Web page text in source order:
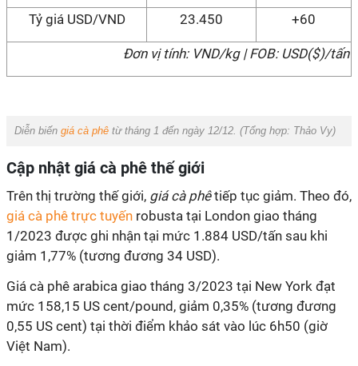
Tỷ giá USD/VND 23.450 +60
Đơn vị tính: VND/kg | FOB: USD($)/tấn
Diễn biến giá cà phê từ tháng 1 đến ngày 12/12. (Tổng hợp: Thảo Vy)
Cập nhật giá cà phê thế giới
Trên thị trường thế giới, giá cà phêtiếp tục giảm. Theo đó,
giá cà phê trực tuyến robusta tại London giao tháng
1/2023 được ghi nhận tại mức 1.884 USD/tấn sau khi
giảm 1,77% (tương đương 34 USD).
Giá cà phê arabica giao tháng 3/2023 tại New York đạt
mức 158,15 US cent/pound, giảm 0,35% (tương đương
0,55 US cent) tại thời điểm khảo sát vào lúc 6h50 (giờ
Việt Nam).